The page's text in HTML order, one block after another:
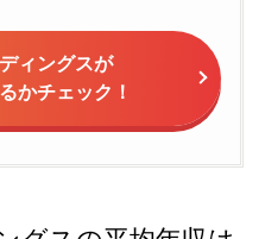
ィングスが
かチェック！